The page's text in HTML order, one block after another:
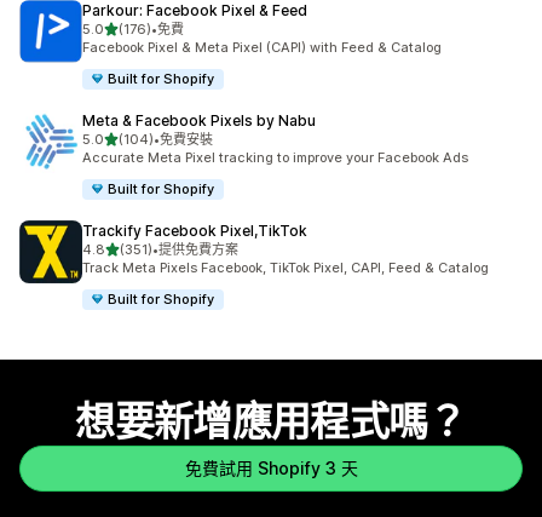
Parkour: Facebook Pixel & Feed
5.0滿分 5 顆星
(176)
共有 176 則評價
•免費
Facebook Pixel & Meta Pixel (CAPI) with Feed & Catalog
Built for Shopify
Meta & Facebook Pixels by Nabu
5.0滿分 5 顆星
(104)
共有 104 則評價
•免費安裝
Accurate Meta Pixel tracking to improve your Facebook Ads
Built for Shopify
Trackify Facebook Pixel,TikTok
4.8滿分 5 顆星
(351)
共有 351 則評價
•提供免費方案
Track Meta Pixels Facebook, TikTok Pixel, CAPI, Feed & Catalog
Built for Shopify
想要新增應用程式嗎？
免費試用 Shopify 3 天